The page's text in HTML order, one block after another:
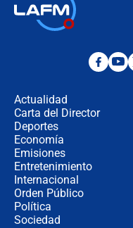
Actualidad
Carta del Director
Deportes
Economía
Emisiones
Entretenimiento
Internacional
Orden Público
Política
Sociedad